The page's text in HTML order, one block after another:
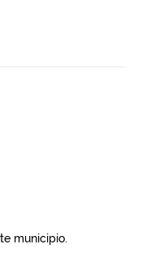
municipio.